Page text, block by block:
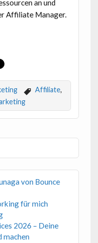
an und
Affiliate Manager.
Affiliate,
von Bounce
für mich
2026 – Deine
machen